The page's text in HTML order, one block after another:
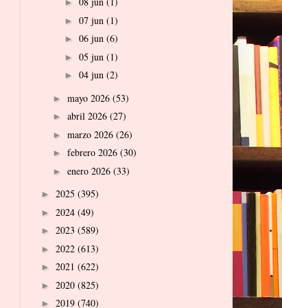
►
► 07 jun (1)
► 06 jun (6)
► 05 jun (1)
► 04 jun (2)
► mayo 2026 (53)
► abril 2026 (27)
► marzo 2026 (26)
► febrero 2026 (30)
► enero 2026 (33)
► 2025 (395)
► 2024 (49)
► 2023 (589)
► 2022 (613)
► 2021 (622)
► 2020 (825)
► 2019 (740)